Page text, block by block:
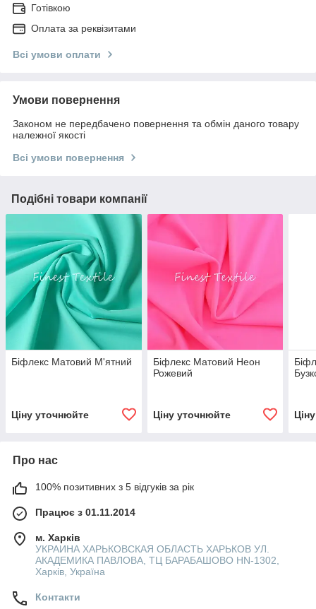
Готівкою
Оплата за реквізитами
Всі умови оплати
Умови повернення
Законом не передбачено повернення та обмін даного товару
належної якості
Всі умови повернення
Подібні товари компанії
Біфлекс Матовий М'ятний
Ціну уточнюйте
Біфлекс Матовий Неон
Рожевий
Ціну уточнюйте
Про нас
100% позитивних з 5 відгуків за рік
Працює з 01.11.2014
м. Харків
УКРАИНА ХАРЬКОВСКАЯ ОБЛАСТЬ ХАРЬКОВ УЛ.
АКАДЕМИКА ПАВЛОВА, ТЦ БАРАБАШОВО HN-1302,
Харків, Україна
Контакти